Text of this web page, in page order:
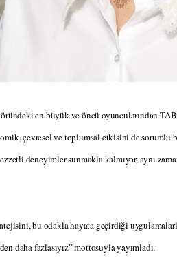
en büyük ve öncü oyuncularından
çevresel ve toplumsal etkisini de sorumlu
deneyimler sunmakla kalmıyor, aynı
bu odakla hayata geçirdiği
daha fazlasıyız” mottosuyla yayımladı.